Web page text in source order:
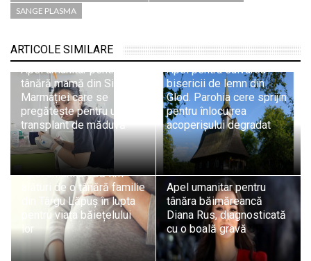
SANGE PLASMA
ARTICOLE SIMILARE
Apel umanitar pentru o
tânără mamă din Sighetu
Marmației care se
pregătește pentru un
transplant de măduvă
Apel pentru salvarea
bisericii de lemn din
Glod. Parohia cere sprijin
pentru înlocuirea
acoperișului degradat
Apel umanitar: Să fim
alături de o tânără familie
din Târgu Lăpuș în lupta
pentru viața băiețelului
lor
Apel umanitar pentru
tânăra băimăreancă
Diana Rus, diagnosticată
cu o boală gravă